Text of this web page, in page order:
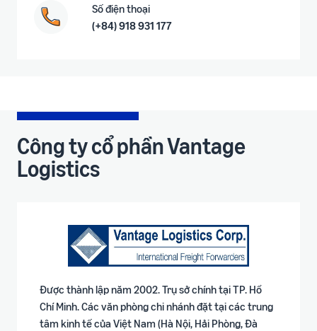
Số điện thoại
(+84) 918 931 177
Công ty cổ phần Vantage
Logistics
Được thành lập năm 2002. Trụ sở chính tại TP. Hồ
Chí Minh. Các văn phòng chi nhánh đặt tại các trung
tâm kinh tế của Việt Nam (Hà Nội, Hải Phòng, Đà